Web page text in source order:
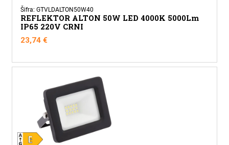
Šifra: GTVLDALTON50W40
REFLEKTOR ALTON 50W LED 4000K 5000Lm
IP65 220V CRNI
23,74€